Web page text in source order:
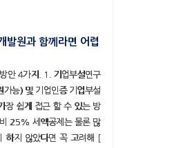
발원과 함께라면 어렵
안 4가지. 1. 기업부설연구
가능) 및 기업인증 기업부설
장 쉽게 접근 할 수 있는 방
25% 세액공제는 물론 많
하지 않았다면 꼭 고려해 [